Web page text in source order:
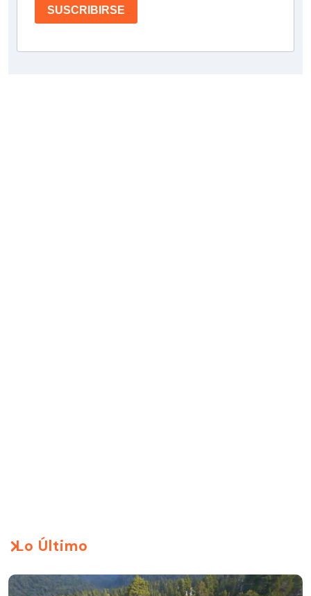
SUSCRIBIRSE
Lo Último